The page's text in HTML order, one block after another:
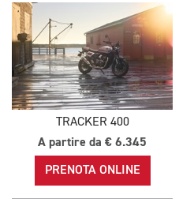
TRACKER 400
A partire da € 6.345
PRENOTA ONLINE